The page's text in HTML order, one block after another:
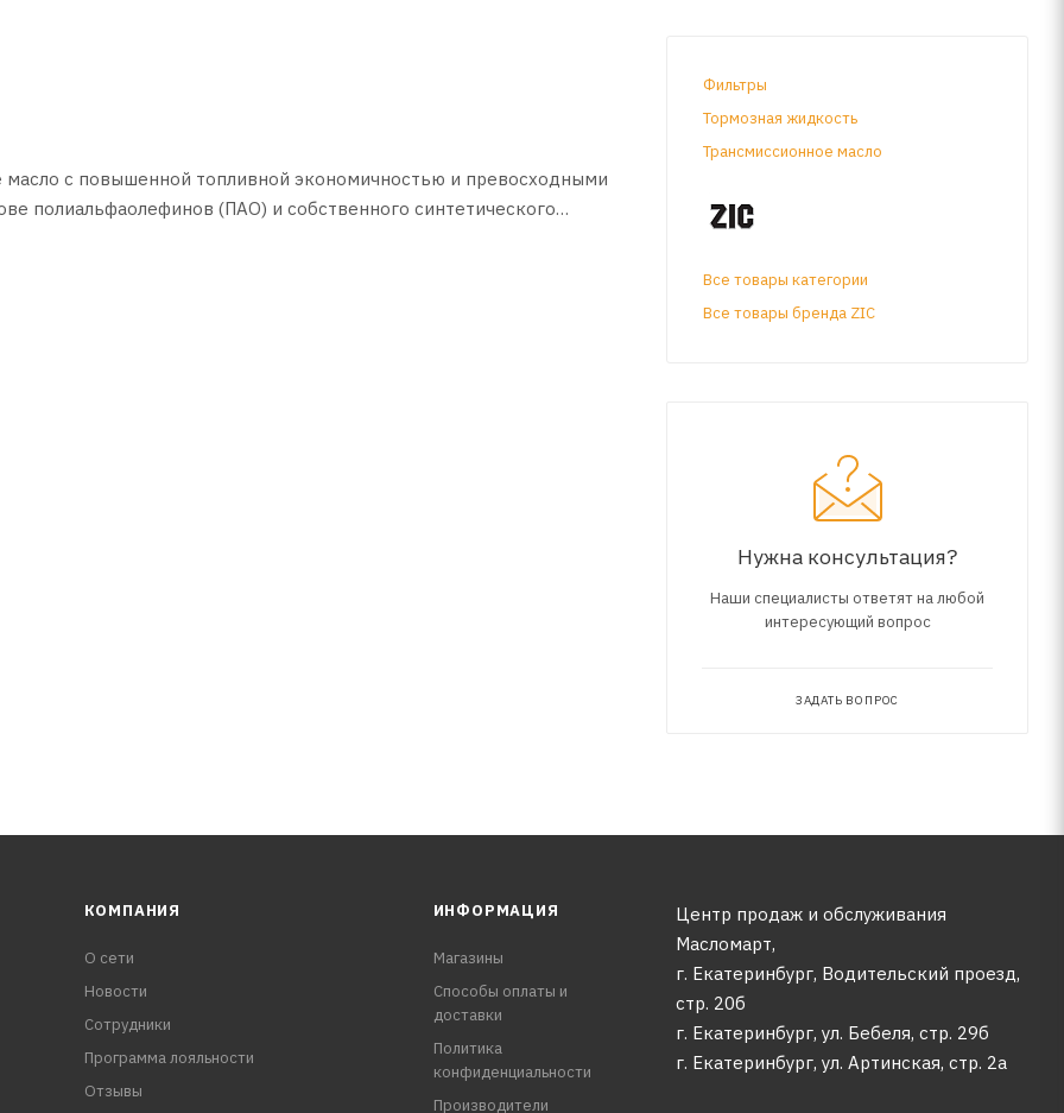
масло с повышенной топливной экономичностью и превосходными
полиальфаолефинов (ПАО) и собственного синтетического
впрыском топлива (TFSI, FSI, GDI, EcoBoost и
Фильтры
Тормозная жидкость
Трансмиссионное масло
Все товары категории
Все товары бренда ZIC
Нужна консультация?
Наши специалисты ответят на любой
интересующий вопрос
ЗАДАТЬ ВОПРОС
КОМПАНИЯ
О сети
Новости
Сотрудники
Программа лояльности
Отзывы
ИНФОРМАЦИЯ
Магазины
Способы оплаты и
доставки
Политика
конфиденциальности
Производители
Центр продаж и обслуживания
Масломарт,
г. Екатеринбург, Водительский проезд,
стр. 20б
г. Екатеринбург, ул. Бебеля, стр. 29б
г. Екатеринбург, ул. Артинская, стр. 2а